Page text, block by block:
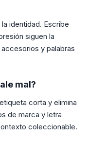
identidad. Escribe
siguen la
y palabras
mal?
corta y elimina
de marca y letra
coleccionable.